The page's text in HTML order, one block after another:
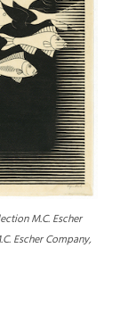
M.C. Escher
Escher Company,